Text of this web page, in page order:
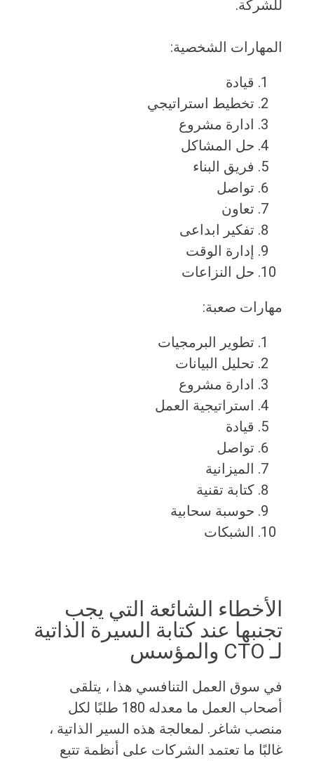
للشركة.
المهارات الشخصية:
قيادة
تخطيط استراتيجي
ادارة مشروع
حل المشاكل
فريق البناء
تواصل
تعاون
تفكير ابداعى
إدارة الوقت
حل النزاعات
مهارات صعبة:
تطوير البرمجيات
تحليل البيانات
ادارة مشروع
استراتيجية العمل
قيادة
تواصل
الميزانية
كتابة تقنية
حوسبة سحابية
الشبكات
الأخطاء الشائعة التي يجب
تجنبها عند كتابة السيرة الذاتية
لـ CTO والمؤسس
في سوق العمل التنافسي هذا ، يتلقى
أصحاب العمل ما معدله 180 طلبًا لكل
منصب شاغر. لمعالجة هذه السير الذاتية ،
غالبًا ما تعتمد الشركات على أنظمة تتبع